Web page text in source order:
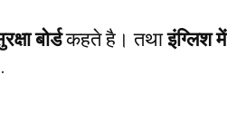
बोर्डकहते है। तथाइंग्लिश में
.